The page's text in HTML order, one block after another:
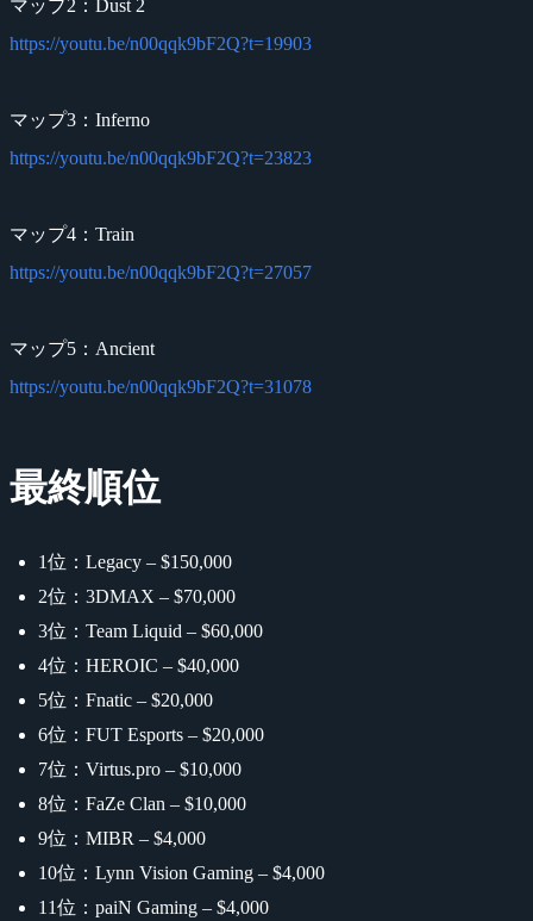
マップ2：Dust 2
https://youtu.be/n00qqk9bF2Q?t=19903
マップ3：Inferno
https://youtu.be/n00qqk9bF2Q?t=23823
マップ4：Train
https://youtu.be/n00qqk9bF2Q?t=27057
マップ5：Ancient
https://youtu.be/n00qqk9bF2Q?t=31078
最終順位
1位：Legacy – $150,000
2位：3DMAX – $70,000
3位：Team Liquid – $60,000
4位：HEROIC – $40,000
5位：Fnatic – $20,000
6位：FUT Esports – $20,000
7位：Virtus.pro – $10,000
8位：FaZe Clan – $10,000
9位：MIBR – $4,000
10位：Lynn Vision Gaming – $4,000
11位：paiN Gaming – $4,000